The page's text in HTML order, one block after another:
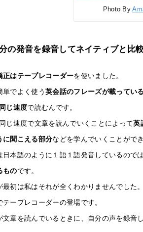
Photo By
の発音を録音してネイティブと比
正はテープレコーダーを使いました。
単でよく使う英会話のフレーズが載ってい
じ速度で読むんです。
じ速度で文章を読んでいくことによって英
に聞こえる部分などを学んでいくことができ
日本語のように１語１語発音しているのでは
ものです。
最初は私はそれが全くわかりませんでした。
テープレコーダーの登場です。
文章を読んでいるときに、自分の声を録音